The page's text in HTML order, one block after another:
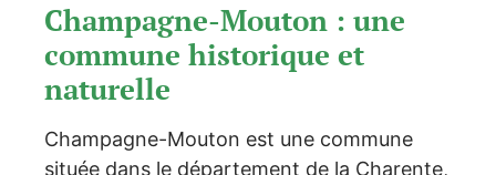
Champagne-Mouton : une
commune historique et
naturelle
Champagne-Mouton est une commune
située dans le département de la Charente,